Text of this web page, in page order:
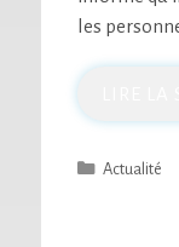
les
Actualité